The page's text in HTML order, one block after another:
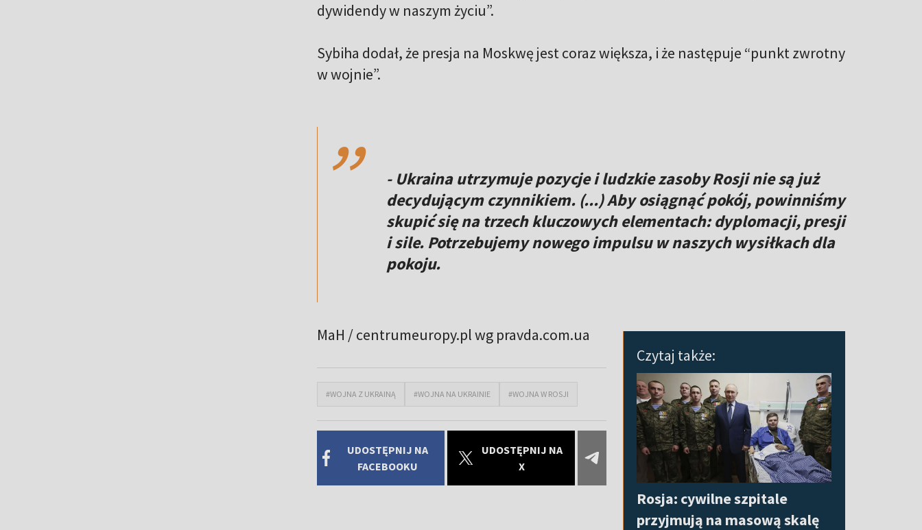
dywidendy w naszym życiu”.
Sybiha dodał, że presja na Moskwę jest coraz większa, i że następuje “punkt zwrotny
w wojnie”.
,,
- Ukraina utrzymuje pozycje i ludzkie zasoby Rosji nie są już
decydującym czynnikiem. (...) Aby osiągnąć pokój, powinniśmy
skupić się na trzech kluczowych elementach: dyplomacji, presji
i sile. Potrzebujemy nowego impulsu w naszych wysiłkach dla
pokoju.
Czytaj także:
Rosja: cywilne szpitale
przyjmują na masową skalę
MaH / centrumeuropy.pl wg pravda.com.ua
#WOJNA Z UKRAINĄ #WOJNA NA UKRAINIE #WOJNA W ROSJI
UDOSTĘPNIJ NA
FACEBOOKU
UDOSTĘPNIJ NA
X